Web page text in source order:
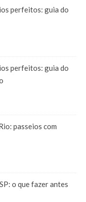
perfeitos: guia do
perfeitos: guia do
passeios com
o que fazer antes